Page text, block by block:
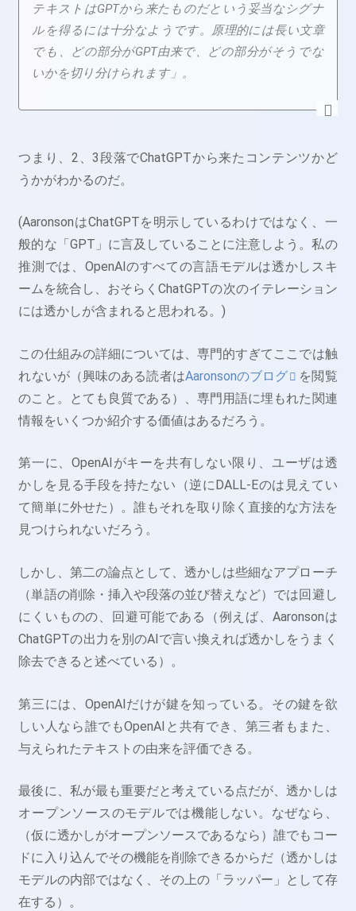
テキストはGPTから来たものだという妥当なシグナ
ルを得るには十分なようです。原理的には長い文章
でも、どの部分がGPT由来で、どの部分がそうでな
いかを切り分けられます」。
つまり、2、3段落でChatGPTから来たコンテンツかど
うかがわかるのだ。
(AaronsonはChatGPTを明示しているわけではなく、一
般的な「GPT」に言及していることに注意しよう。私の
推測では、OpenAIのすべての言語モデルは透かしスキ
ームを統合し、おそらくChatGPTの次のイテレーション
には透かしが含まれると思われる。)
この仕組みの詳細については、専門的すぎてここでは触
れないが（興味のある読者はAaronsonのブログ
を閲覧
のこと。とても良質である）、専門用語に埋もれた関連
情報をいくつか紹介する価値はあるだろう。
第一に、OpenAIがキーを共有しない限り、ユーザは透
かしを見る手段を持たない（逆にDALL-Eのは見えてい
て簡単に外せた）。誰もそれを取り除く直接的な方法を
見つけられないだろう。
しかし、第二の論点として、透かしは些細なアプローチ
（単語の削除・挿入や段落の並び替えなど）では回避し
にくいものの、回避可能である（例えば、Aaronsonは
ChatGPTの出力を別のAIで言い換えれば透かしをうまく
除去できると述べている）。
第三には、OpenAIだけが鍵を知っている。その鍵を欲
しい人なら誰でもOpenAIと共有でき、第三者もまた、
与えられたテキストの由来を評価できる。
最後に、私が最も重要だと考えている点だが、透かしは
オープンソースのモデルでは機能しない。なぜなら、
（仮に透かしがオープンソースであるなら）誰でもコー
ドに入り込んでその機能を削除できるからだ（透かしは
モデルの内部ではなく、その上の「ラッパー」として存
在する）。